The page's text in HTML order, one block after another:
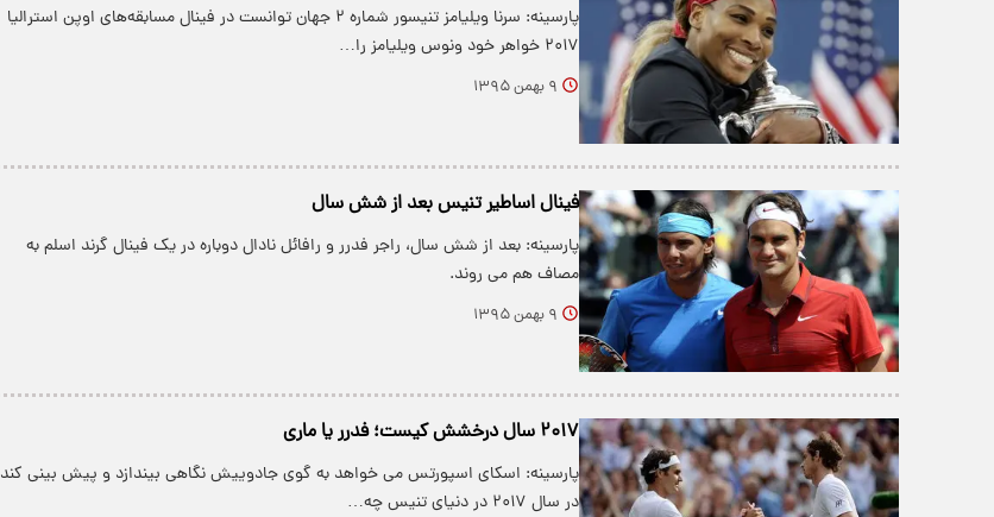
پارسینه: سرنا ویلیامز تنیسور شماره ۲ جهان توانست در فینال مسابقه‌های اوپن استرالیا
۲۰۱۷ خواهر خود ونوس ویلیامز را…
۹ بهمن ۱۳۹۵
فینال اساطیر تنیس بعد از شش سال
پارسینه: بعد از شش سال، راجر فدرر و رافائل نادال دوباره در یک فینال گرند اسلم به
مصاف هم می روند.
۹ بهمن ۱۳۹۵
۲۰۱۷ سال درخشش کیست؛ فدرر یا ماری
پارسینه: اسکای اسپورتس می خواهد به گوی جادوییش نگاهی بیندازد و پیش بینی کند
در سال ۲۰۱۷ در دنیای تنیس چه…